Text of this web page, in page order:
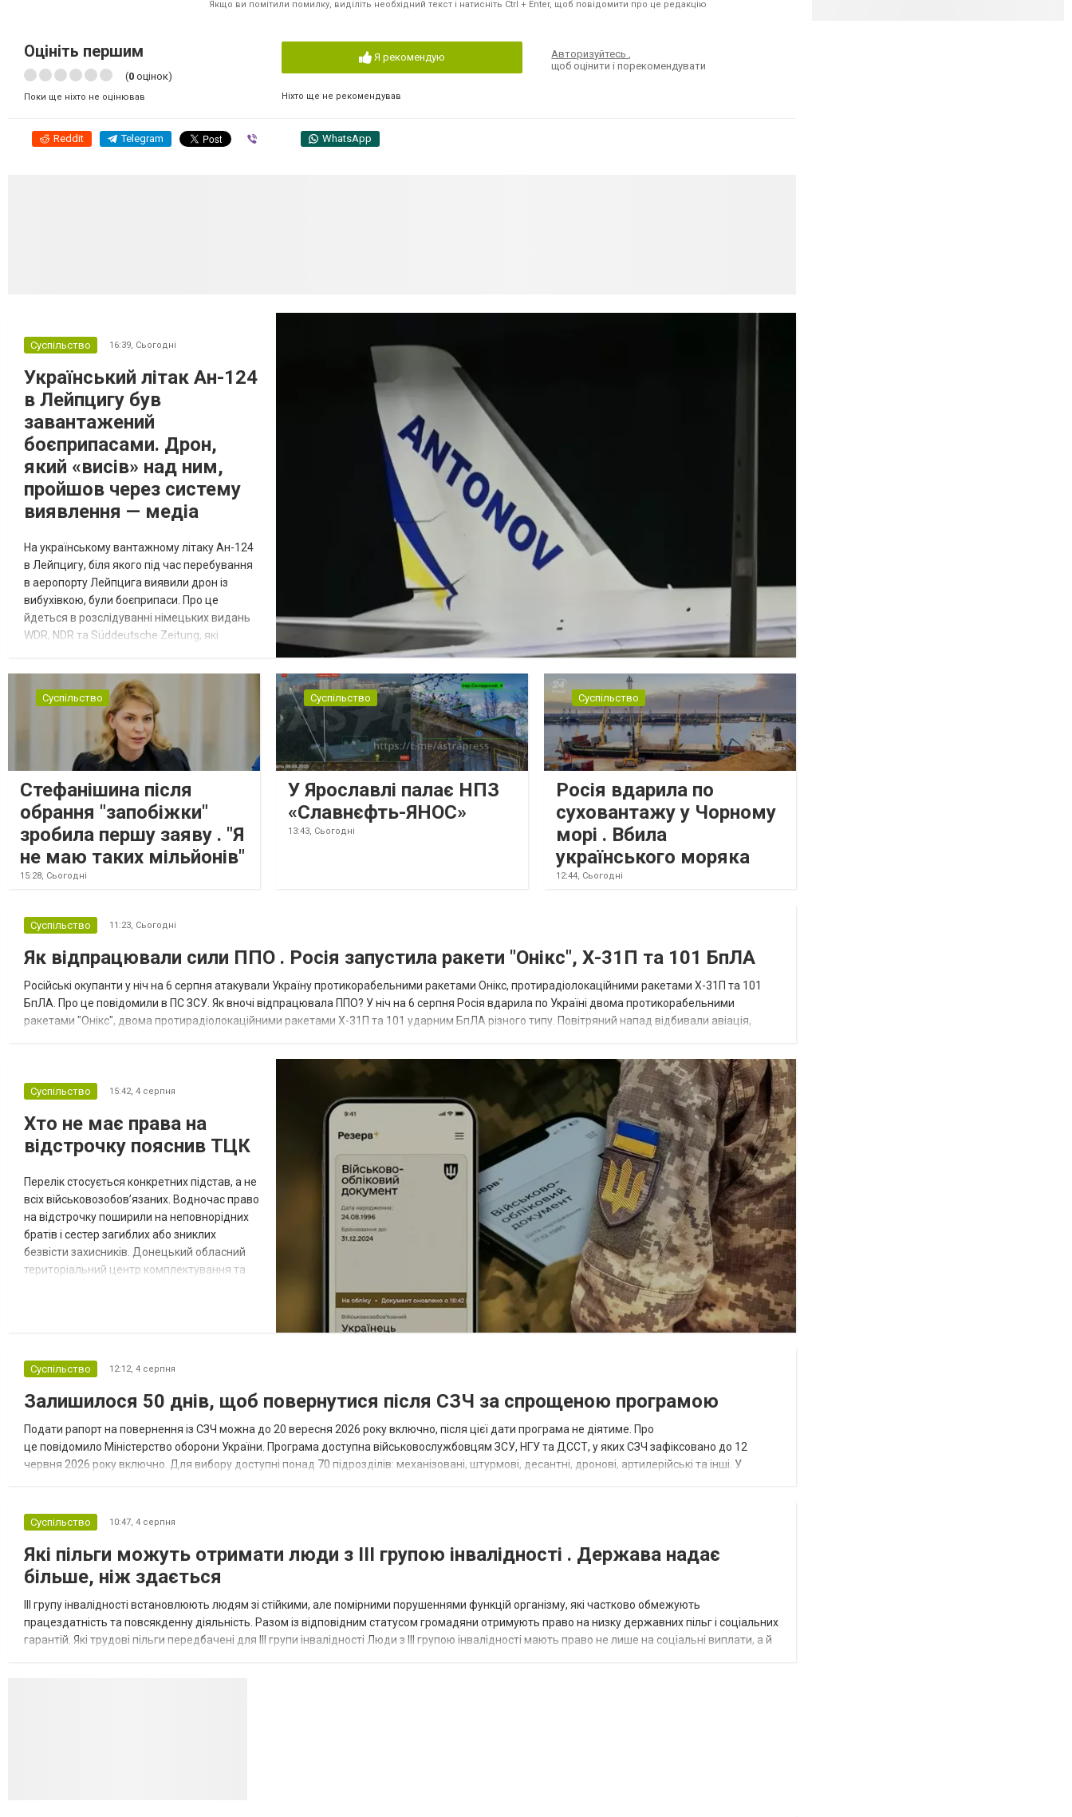
Якщо ви помітили помилку, виділіть необхідний текст і натисніть Ctrl + Enter, щоб повідомити про це редакцію
Оцініть першим
(0 оцінок)
Поки ще ніхто не оцінював
Я рекомендую
Ніхто ще не рекомендував
Авторизуйтесь
щоб оцінити і порекомендувати
Reddit Telegram WhatsApp
Суспільство 16:39, Сьогодні
Український літак Ан-124
в Лейпцигу був
завантажений
боєприпасами. Дрон,
який «висів» над ним,
пройшов через систему
виявлення — медіа
На українському вантажному літаку Ан-124
в Лейпцигу, біля якого під час перебування
в аеропорту Лейпцига виявили дрон із
вибухівкою, були боєприпаси. Про це
йдеться в розслідуванні німецьких видань
WDR, NDR та Süddeutsche Zeitung, які
були на борту літака, незадовго до цього
доставили з Франції до Лейпцига, після
чого їх мали транспортувати далі. За
даними слідства, 4 серпня о...
Суспільство
Стефанішина після
обрання "запобіжки"
зробила першу заяву . "Я
не маю таких мільйонів"
15:28, Сьогодні
Суспільство
У Ярославлі палає НПЗ
«Славнєфть-ЯНОС»
13:43, Сьогодні
Суспільство
Росія вдарила по
суховантажу у Чорному
морі . Вбила
українського моряка
12:44, Сьогодні
Суспільство 11:23, Сьогодні
Як відпрацювали сили ППО . Росія запустила ракети "Онікс", Х-31П та 101 БпЛА
Російські окупанти у ніч на 6 серпня атакували Україну протикорабельними ракетами Онікс, протирадіолокаційними ракетами Х-31П та 101
БпЛА. Про це повідомили в ПС ЗСУ. Як вночі відпрацювала ППО? У ніч на 6 серпня Росія вдарила по Україні двома протикорабельними
ракетами "Онікс", двома протирадіолокаційними ракетами Х-31П та 101 ударним БпЛА різного типу. Повітряний напад відбивали авіація,
Суспільство 15:42, 4 серпня
Хто не має права на
відстрочку пояснив ТЦК
Перелік стосується конкретних підстав, а не
всіх військовозобов’язаних. Водночас право
на відстрочку поширили на неповнорідних
братів і сестер загиблих або зниклих
безвісти захисників. Донецький обласний
територіальний центр комплектування та
студенти, боржники з аліме...
Суспільство 12:12, 4 серпня
Залишилося 50 днів, щоб повернутися після СЗЧ за спрощеною програмою
Подати рапорт на повернення із СЗЧ можна до 20 вересня 2026 року включно, після цієї дати програма не діятиме. Про
це повідомило Міністерство оборони України. Програма доступна військовослужбовцям ЗСУ, НГУ та ДССТ, у яких СЗЧ зафіксовано до 12
червня 2026 року включно. Для вибору доступні понад 70 підрозділів: механізовані, штурмові, десантні, дронові, артилерійські та інші. У
Суспільство 10:47, 4 серпня
Які пільги можуть отримати люди з III групою інвалідності . Держава надає
більше, ніж здається
III групу інвалідності встановлюють людям зі стійкими, але помірними порушеннями функцій організму, які частково обмежують
працездатність та повсякденну діяльність. Разом із відповідним статусом громадяни отримують право на низку державних пільг і соціальних
гарантій. Які трудові пільги передбачені для III групи інвалідності Люди з III групою інвалідності мають право не лише на соціальні виплати, а й